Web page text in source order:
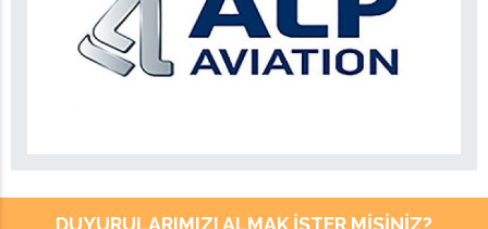
DUYURULARIMIZI ALMAK ISTER MISINIZ?